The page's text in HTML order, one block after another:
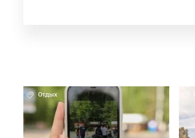
Отдых